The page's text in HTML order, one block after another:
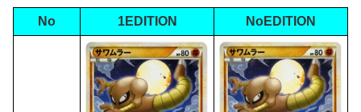
No 1EDITION NoEDITION